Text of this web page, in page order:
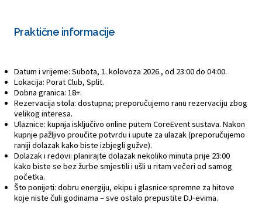
Praktične informacije
Datum i vrijeme: Subota, 1. kolovoza 2026., od 23:00 do 04:00.
Lokacija: Porat Club, Split.
Dobna granica: 18+.
Rezervacija stola: dostupna; preporučujemo ranu rezervaciju zbog
velikog interesa.
Ulaznice: kupnja isključivo online putem CoreEvent sustava. Nakon
kupnje pažljivo proučite potvrdu i upute za ulazak (preporučujemo
raniji dolazak kako biste izbjegli gužve).
Dolazak i redovi: planirajte dolazak nekoliko minuta prije 23:00
kako biste se bez žurbe smjestili i ušli u ritam večeri od samog
početka.
Što ponijeti: dobru energiju, ekipu i glasnice spremne za hitove
koje niste čuli godinama – sve ostalo prepustite DJ‑evima.